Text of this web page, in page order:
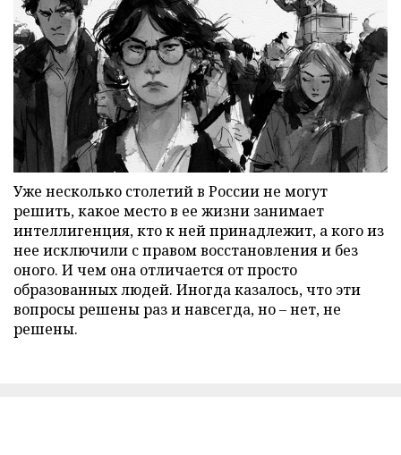
Уже несколько столетий в России не могут
решить, какое место в ее жизни занимает
интеллигенция, кто к ней принадлежит, а кого из
нее исключили с правом восстановления и без
оного. И чем она отличается от просто
образованных людей. Иногда казалось, что эти
вопросы решены раз и навсегда, но – нет, не
решены.